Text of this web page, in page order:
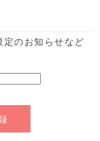
のお知らせなど